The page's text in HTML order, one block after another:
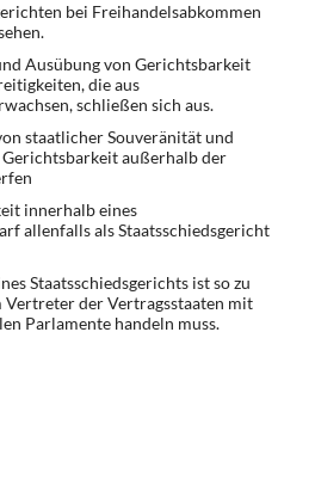
und Daseinsvorsorge
Moderne
bei Freihandelsabkommen
Ausübung von Gerichtsbarkeit
die aus
schließen sich aus.
staatlicher Souveränität und
außerhalb der
innerhalb eines
allenfalls als Staatsschiedsgericht
Staatsschiedsgerichts ist so zu
Vertreter der Vertragsstaaten mit
Parlamente handeln muss.